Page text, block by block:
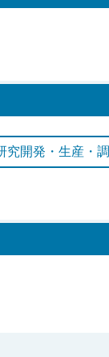
究開発・生産・